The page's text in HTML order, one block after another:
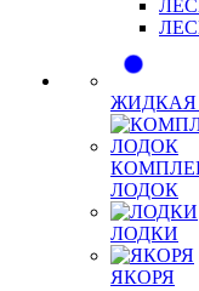
ЖИДКАЯ
ЛОДОК
ЛОДКИ
ЯКОРЯ